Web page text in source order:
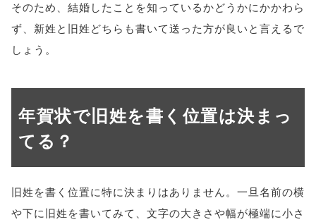
そのため、結婚したことを知っているかどうかにかかわら
ず、新姓と旧姓どちらも書いて送った方が良いと言えるで
しょう。
年賀状で旧姓を書く位置は決まっ
てる？
旧姓を書く位置に特に決まりはありません。一旦名前の横
や下に旧姓を書いてみて、文字の大きさや幅が極端に小さ